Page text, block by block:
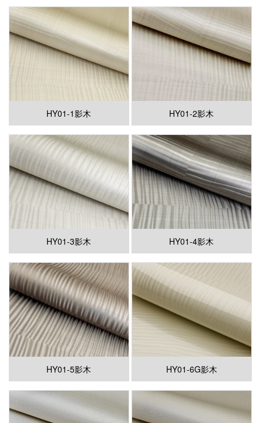
HY01-1影木 HY01-2影木
HY01-3影木 HY01-4影木
HY01-5影木 HY01-6G影木